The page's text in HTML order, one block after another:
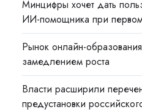
Минцифры хочет дать
ИИ-помощника при первом
Рынок онлайн-
замедлением роста
Власти расширили
предустановки